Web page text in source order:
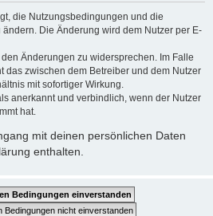
die Nutzungsbedingungen und die
Die Änderung wird dem Nutzer per E-
Änderungen zu widersprechen. Im Falle
das zwischen dem Betreiber und dem Nutzer
mit sofortiger Wirkung.
anerkannt und verbindlich, wenn der Nutzer
hat.
mit deinen persönlichen Daten
enthalten.